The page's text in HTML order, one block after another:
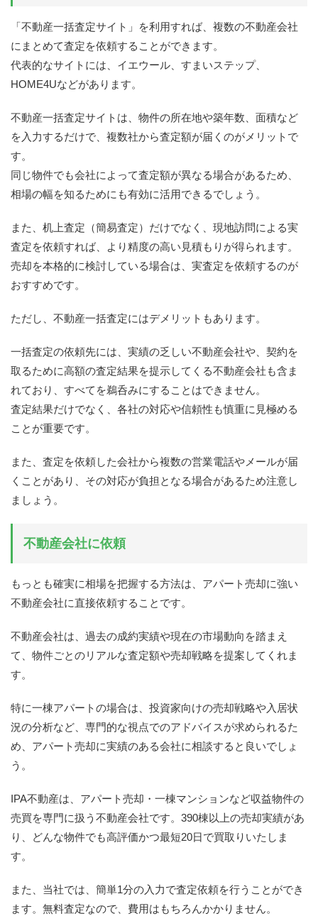
「不動産一括査定サイト」を利用すれば、複数の不動産会社
にまとめて査定を依頼することができます。
代表的なサイトには、イエウール、すまいステップ、
HOME4Uなどがあります。
不動産一括査定サイトは、物件の所在地や築年数、面積など
を入力するだけで、複数社から査定額が届くのがメリットで
す。
同じ物件でも会社によって査定額が異なる場合があるため、
相場の幅を知るためにも有効に活用できるでしょう。
また、机上査定（簡易査定）だけでなく、現地訪問による実
査定を依頼すれば、より精度の高い見積もりが得られます。
売却を本格的に検討している場合は、実査定を依頼するのが
おすすめです。
ただし、不動産一括査定にはデメリットもあります。
一括査定の依頼先には、実績の乏しい不動産会社や、契約を
取るために高額の査定結果を提示してくる不動産会社も含ま
れており、すべてを鵜呑みにすることはできません。
査定結果だけでなく、各社の対応や信頼性も慎重に見極める
ことが重要です。
また、査定を依頼した会社から複数の営業電話やメールが届
くことがあり、その対応が負担となる場合があるため注意し
ましょう。
不動産会社に依頼
もっとも確実に相場を把握する方法は、アパート売却に強い
不動産会社に直接依頼することです。
不動産会社は、過去の成約実績や現在の市場動向を踏まえ
て、物件ごとのリアルな査定額や売却戦略を提案してくれま
す。
特に一棟アパートの場合は、投資家向けの売却戦略や入居状
況の分析など、専門的な視点でのアドバイスが求められるた
め、アパート売却に実績のある会社に相談すると良いでしょ
う。
IPA不動産は、アパート売却・一棟マンションなど収益物件の
売買を専門に扱う不動産会社です。390棟以上の売却実績があ
り、どんな物件でも高評価かつ最短20日で買取りいたしま
す。
また、当社では、簡単1分の入力で査定依頼を行うことができ
ます。無料査定なので、費用はもちろんかかりません。